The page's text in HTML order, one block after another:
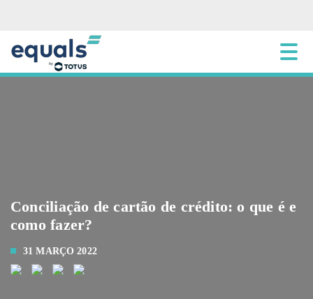
Conciliação de cartão de crédito: o que é e
como fazer?
31 MARÇO 2022